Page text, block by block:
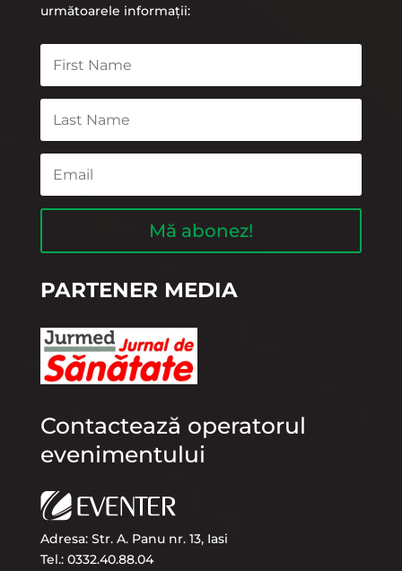
următoarele informații:
Mă abonez!
PARTENER MEDIA
Contactează operatorul
evenimentului
Adresa: Str. A. Panu nr. 13, Iasi
Tel.: 0332.40.88.04